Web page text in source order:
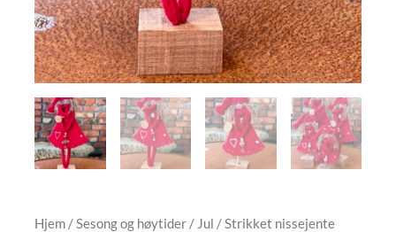
Hjem /Sesong og høytider / Jul / Strikket nissejente